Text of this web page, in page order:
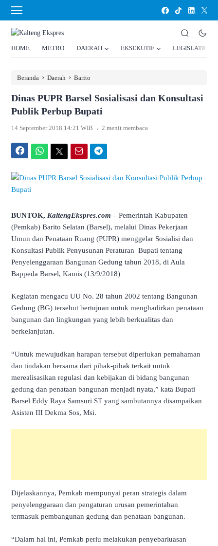
HOME METRO DAERAH EKSEKUTIF LEGISLATIF
Beranda › Daerah › Barito
Dinas PUPR Barsel Sosialisasi dan Konsultasi
Publik Perbup Bupati
14 September 2018 14:21 WIB . 2 menit membaca
BUNTOK, KaltengEkspres.com – Pemerintah Kabupaten
(Pemkab) Barito Selatan (Barsel), melalui Dinas Pekerjaan
Umun dan Penataan Ruang (PUPR) menggelar Sosialisi dan
Konsultasi Publik Penyusunan Peraturan Bupati tentang
Penyelenggaraan Bangunan Gedung tahun 2018, di Aula
Bappeda Barsel, Kamis (13/9/2018)
Kegiatan mengacu UU No. 28 tahun 2002 tentang Bangunan
Gedung (BG) tersebut bertujuan untuk menghadirkan penataan
bangunan dan lingkungan yang lebih berkualitas dan
berkelanjutan.
“Untuk mewujudkan harapan tersebut diperlukan pemahaman
dan tindakan bersama dari pihak-pihak terkait untuk
merealisasikan regulasi dan kebijakan di bidang bangunan
gedung dan penataan bangunan menjadi nyata,” kata Bupati
Barsel Eddy Raya Samsuri ST yang sambutannya disampaikan
Asisten III Dekma Sos, Msi.
Dijelaskannya, Pemkab mempunyai peran strategis dalam
penyelenggaraan dan pengaturan urusan pemerintahan
termasuk pembangunan gedung dan penataan bangunan.
“Dalam hal ini, Pemkab perlu melakukan penyebarluasan